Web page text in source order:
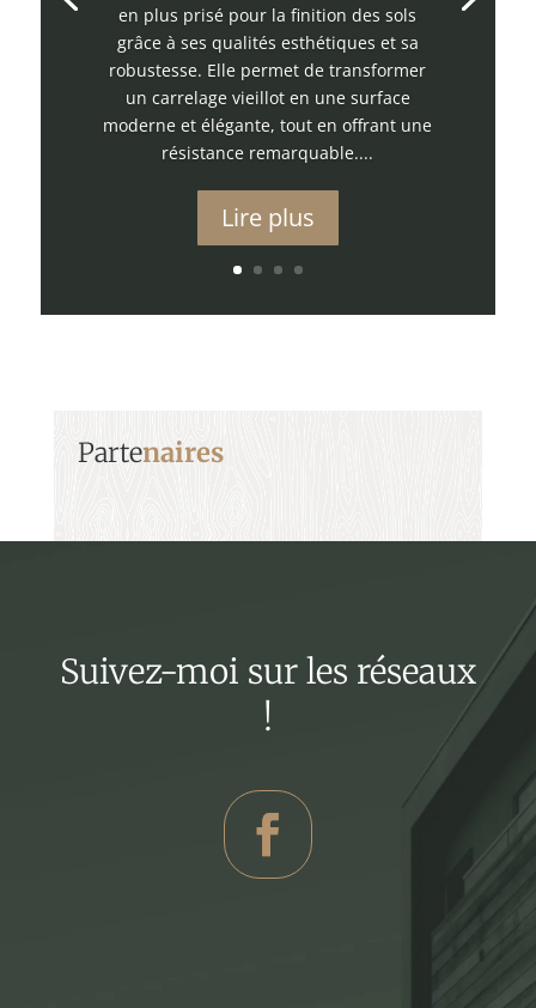
en plus prisé pour la finition des sols
grâce à ses qualités esthétiques et sa
robustesse. Elle permet de transformer
un carrelage vieillot en une surface
moderne et élégante, tout en offrant une
résistance remarquable....
Lire plus
Partenaires
Suivez-moi sur les réseaux
!